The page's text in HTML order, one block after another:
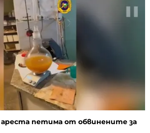
петима от обвинените за